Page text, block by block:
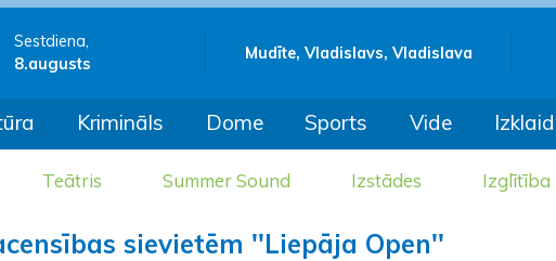
Sestdiena,
8.augusts
Mudīte, Vladislavs, Vladislava
Krimināls Dome Sports Vide
Teātris Summer Sound Izstādes Izglītība
sievietēm ''Liepāja Open''